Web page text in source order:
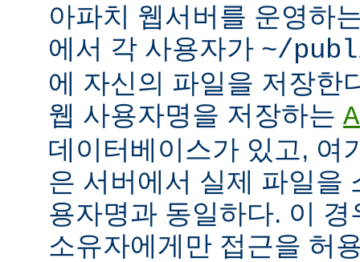
아파치 웹서버를 운영하
에서 각 사용자가 ~/
에 자신의 파일을 저장한
웹 사용자명을 저장하는
데이터베이스가 있고, 여
은 서버에서 실제 파일을
용자명과 동일하다. 이
소유자에게만 접근을 허